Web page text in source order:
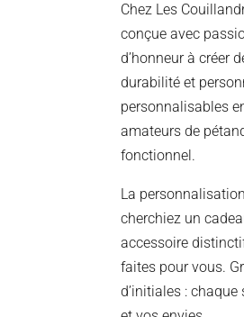
Chez Les
conçue avec
d’honneur à créer
durabilité et
personnalisables
amateurs de
fonctionnel.
La
cherchiez un
accessoire
faites pour vous.
d’initiales :